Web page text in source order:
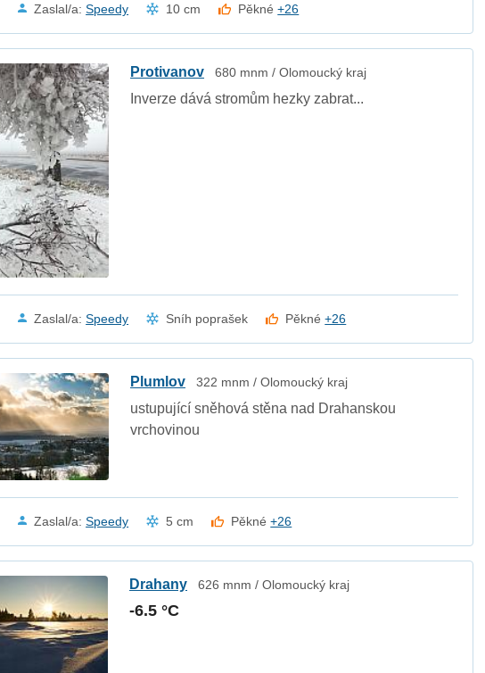
Zaslal/a:Speedy 10 cm Pěkné+26
Protivanov 680 mnm / Olomoucký kraj
Inverze dává stromům hezky zabrat...
Zaslal/a:Speedy Sníh poprašek Pěkné+26
Plumlov 322 mnm / Olomoucký kraj
ustupující sněhová stěna nad Drahanskou
vrchovinou
Zaslal/a:Speedy 5 cm Pěkné+26
Drahany 626 mnm / Olomoucký kraj
-6.5 °C